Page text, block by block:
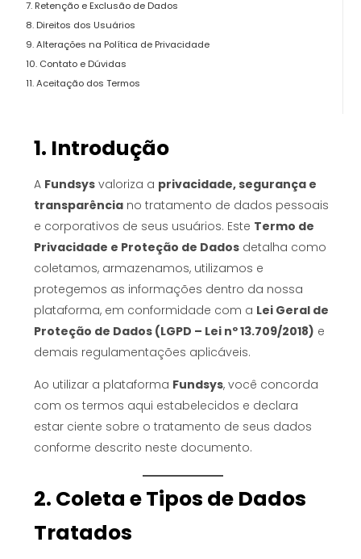
7. Retenção e Exclusão de Dados
8. Direitos dos Usuários
9. Alterações na Política de Privacidade
10. Contato e Dúvidas
11. Aceitação dos Termos
1. Introdução
A Fundsys valoriza a privacidade, segurança e
transparência no tratamento de dados pessoais
e corporativos de seus usuários. Este Termo de
Privacidade e Proteção de Dados detalha como
coletamos, armazenamos, utilizamos e
protegemos as informações dentro da nossa
plataforma, em conformidade com a Lei Geral de
Proteção de Dados (LGPD – Lei nº 13.709/2018) e
demais regulamentações aplicáveis.
Ao utilizar a plataforma Fundsys, você concorda
com os termos aqui estabelecidos e declara
estar ciente sobre o tratamento de seus dados
conforme descrito neste documento.
2. Coleta e Tipos de Dados
Tratados